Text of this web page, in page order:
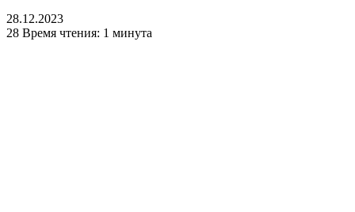
28.12.2023
28 Время чтения: 1 минута